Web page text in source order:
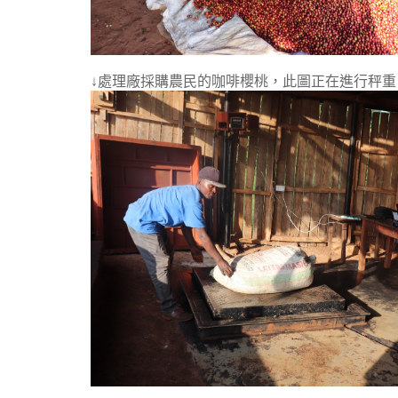
↓處理廠採購農民的咖啡櫻桃，此圖正在進行秤